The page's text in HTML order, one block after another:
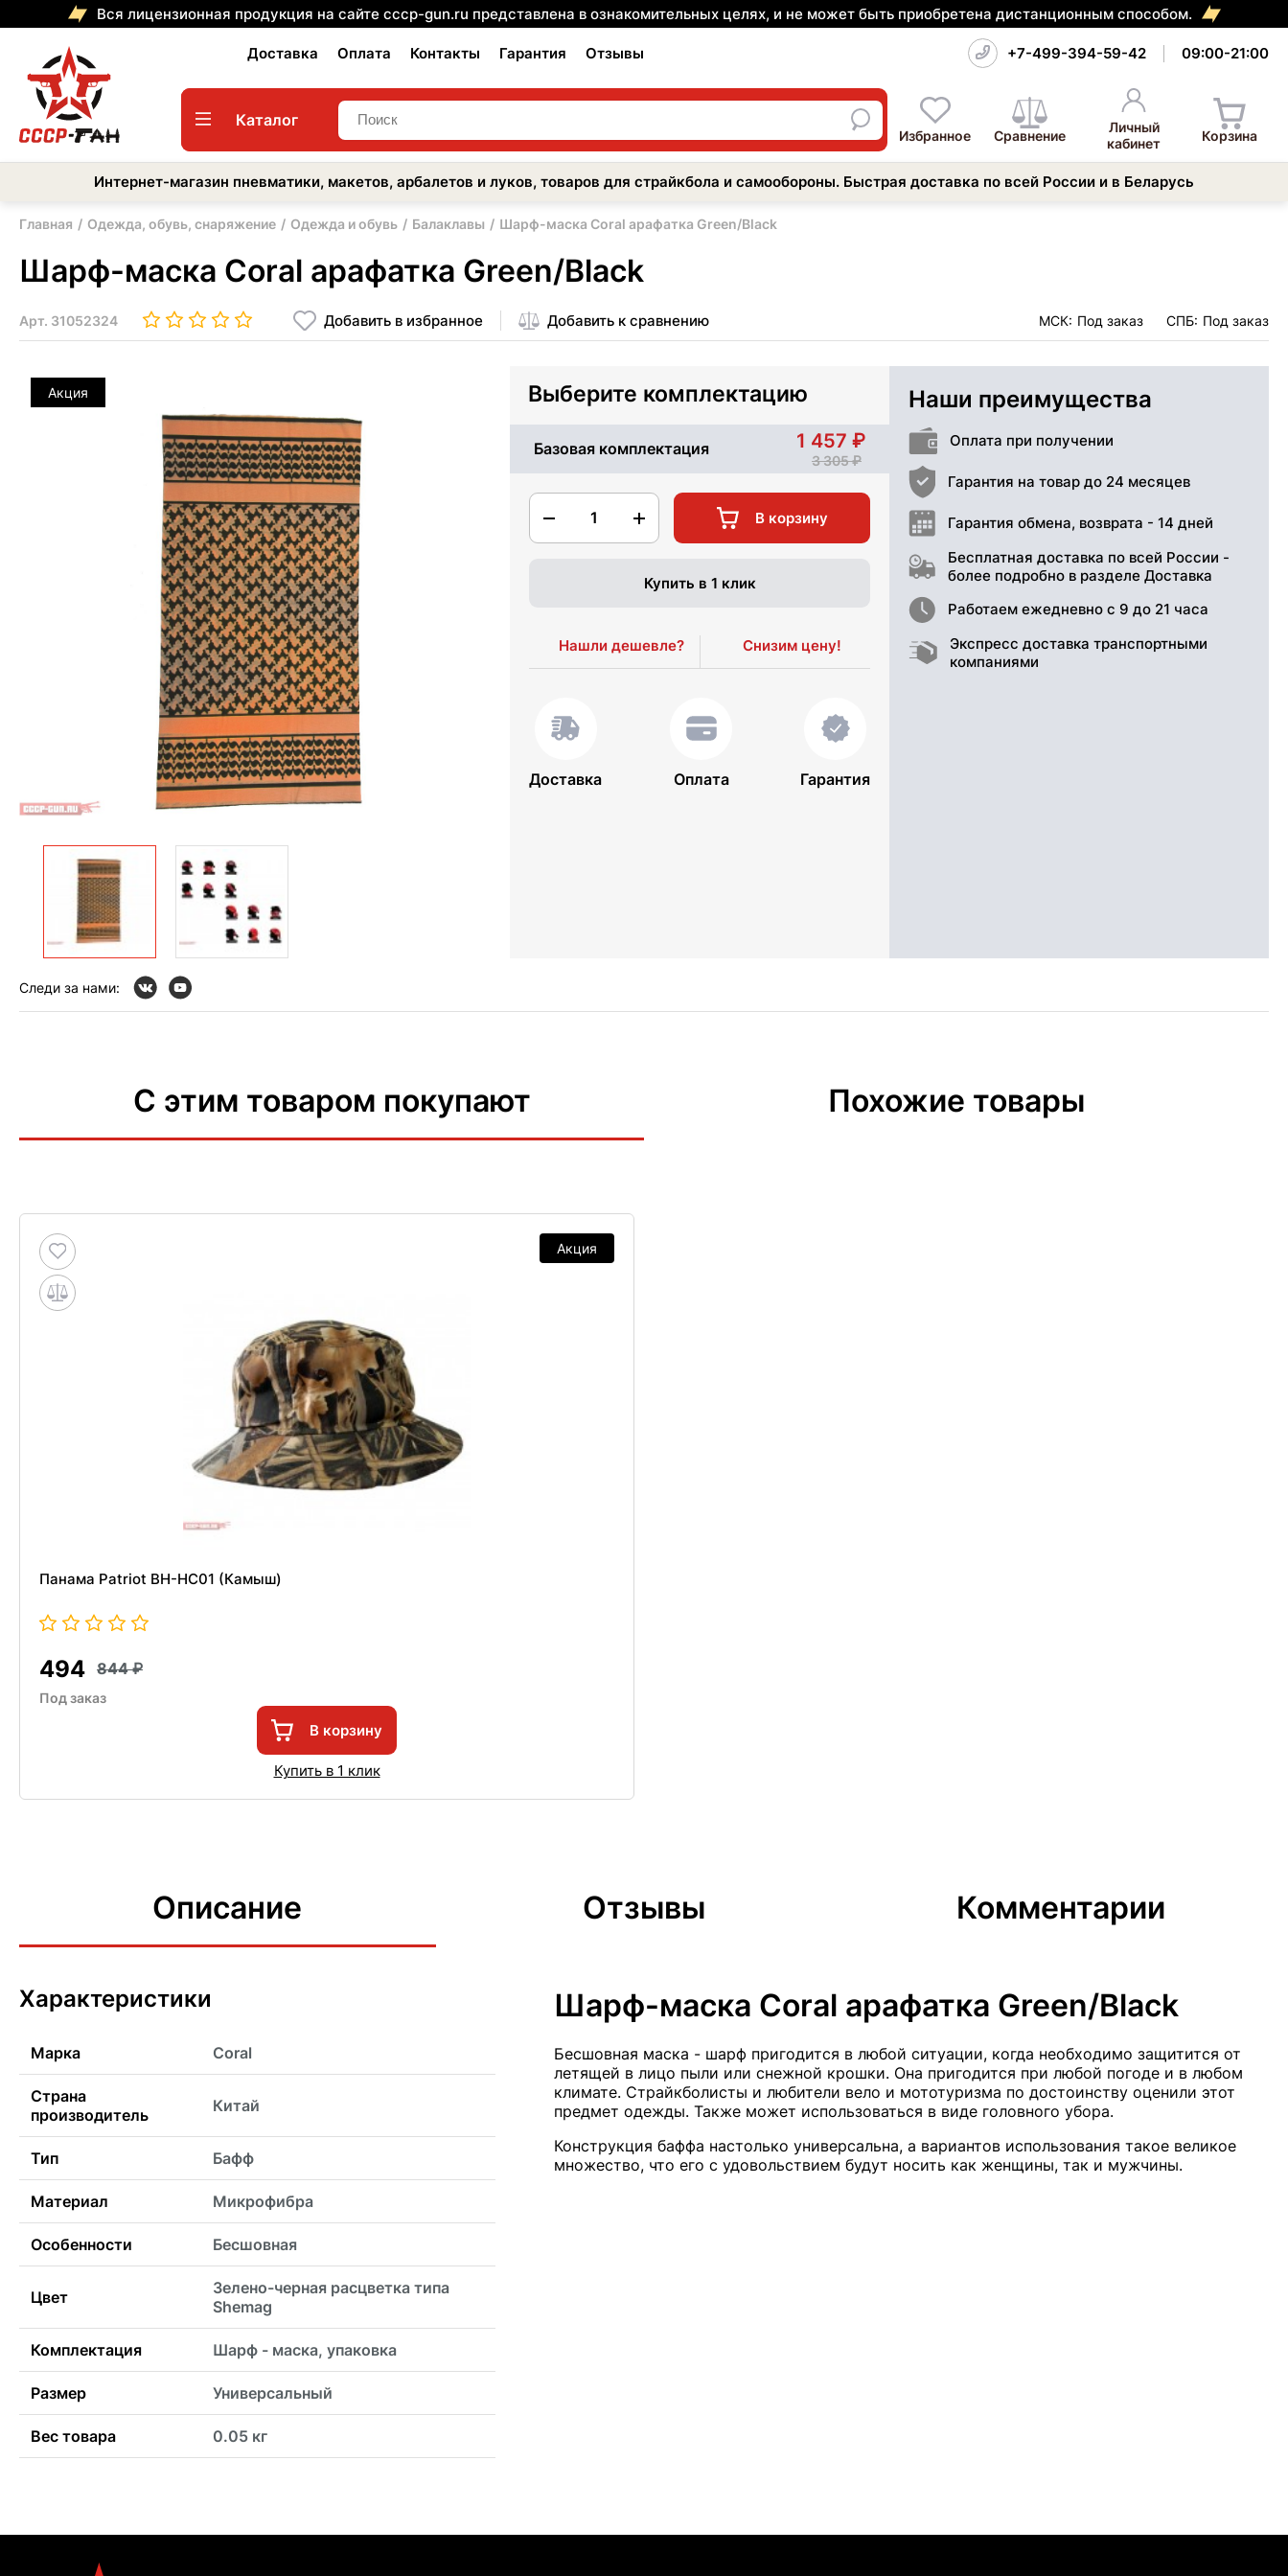
Вся лицензионная продукция на сайте cccp-gun.ru представлена в ознакомительных целях, и не может быть приобретена дистанционным способом.
Доставка Оплата Контакты Гарантия Отзывы +7-499-394-59-42 09:00-21:00
Каталог
Избранное Сравнение
Личный
кабинет
Корзина
Интернет-магазин пневматики, макетов, арбалетов и луков, товаров для страйкбола и самообороны. Быстрая доставка по всей России и в Беларусь
Главная Одежда, обувь, снаряжение Одежда и обувь Балаклавы Шарф-маска Coral арафатка Green/Black
Шарф-маска Coral арафатка Green/Black
Арт. 31052324 Добавить в избранное Добавить к сравнению МСК: Под заказ СПБ: Под заказ
Акция Выберите комплектацию
Базовая комплектация 1 457
3 305
1 В корзину
Купить в 1 клик
Нашли дешевле? Снизим цену!
Доставка Оплата Гарантия
Наши преимущества
Оплата при получении
Гарантия на товар до 24 месяцев
Гарантия обмена, возврата - 14 дней
Бесплатная доставка по всей России -
более подробно в разделе Доставка
Работаем ежедневно с 9 до 21 часа
Экспресс доставка транспортными
компаниями
Следи за нами:
С этим товаром покупают Похожие товары
Акция
Панама Patriot BH-HC01 (Камыш)
494 844
Под заказ
В корзину
Купить в 1 клик
Описание Отзывы Комментарии
Характеристики
Марка Coral
Страна
производитель
Китай
Тип Бафф
Материал Микрофибра
Особенности Бесшовная
Цвет
Зелено-черная расцветка типа
Shemag
Комплектация Шарф - маска, упаковка
Размер Универсальный
Вес товара 0.05 кг
Шарф-маска Coral арафатка Green/Black
Бесшовная маска - шарф пригодится в любой ситуации, когда необходимо защитится от
летящей в лицо пыли или снежной крошки. Она пригодится при любой погоде и в любом
климате. Страйкболисты и любители вело и мототуризма по достоинству оценили этот
предмет одежды. Также может использоваться в виде головного убора.
Конструкция баффа настолько универсальна, а вариантов использования такое великое
множество, что его с удовольствием будут носить как женщины, так и мужчины.